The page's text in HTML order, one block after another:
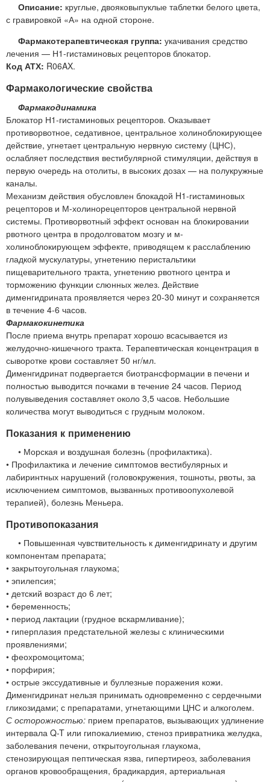
Описание: круглые, двояковыпуклые таблетки белого цвета,
с гравировкой «А» на одной стороне.
Фармакотерапевтическая группа: укачивания средство
лечения — Н1-гистаминовых рецепторов блокатор.
Код АТХ: R06AX.
Фармакологические свойства
Фармакодинамика
Блокатор Н1-гистаминовых рецепторов. Оказывает
противорвотное, седативное, центральное холиноблокирующее
действие, угнетает центральную нервную систему (ЦНС),
ослабляет последствия вестибулярной стимуляции, действуя в
первую очередь на отолиты, в высоких дозах — на полукружные
каналы.
Механизм действия обусловлен блокадой H1-гистаминовых
рецепторов и М-холинорецепторов центральной нервной
системы. Противорвотный эффект основан на блокировании
рвотного центра в продолговатом мозгу и м-
холиноблокирующем эффекте, приводящем к расслаблению
гладкой мускулатуры, угнетению перистальтики
пищеварительного тракта, угнетению рвотного центра и
торможению функции слюнных желез. Действие
дименгидрината проявляется через 20-30 минут и сохраняется
в течение 4-6 часов.
Фармакокинетика
После приема внутрь препарат хорошо всасывается из
желудочно-кишечного тракта. Терапевтическая концентрация в
сыворотке крови составляет 50 нг/мл.
Дименгидринат подвергается биотрансформации в печени и
полностью выводится почками в течение 24 часов. Период
полувыведения составляет около 3,5 часов. Небольшие
количества могут выводиться с грудным молоком.
Показания к применению
• Морская и воздушная болезнь (профилактика).
• Профилактика и лечение симптомов вестибулярных и
лабиринтных нарушений (головокружения, тошноты, рвоты, за
исключением симптомов, вызванных противоопухолевой
терапией), болезнь Меньера.
Противопоказания
• Повышенная чувствительность к дименгидринату и другим
компонентам препарата;
• закрытоугольная глаукома;
• эпилепсия;
• детский возраст до 6 лет;
• беременность;
• период лактации (грудное вскармливание);
• гиперплазия предстательной железы с клиническими
проявлениями;
• феохромоцитома;
• порфирия;
• острые экссудативные и буллезные поражения кожи.
Дименгидринат нельзя принимать одновременно с сердечными
гликозидами; с препаратами, угнетающими ЦНС и алкоголем.
С осторожностью: прием препаратов, вызывающих удлинение
интервала Q-T или гипокалиемию, стеноз привратника желудка,
заболевания печени, открытоугольная глаукома,
стенозирующая пептическая язва, гипертиреоз, заболевания
органов кровообращения, брадикардия, артериальная